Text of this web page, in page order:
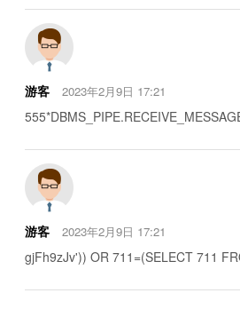
游客 2023年2月9日 17:21
游客 2023年2月9日 17:21
gjFh9zJv')) OR 711=(SELECT 711